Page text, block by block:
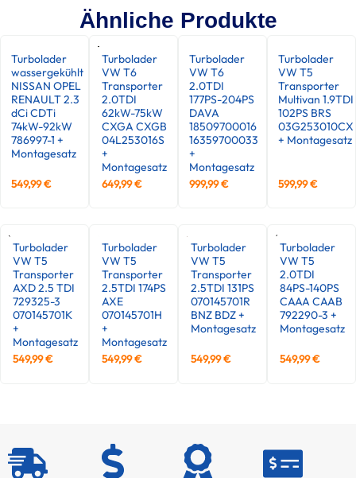
Ähnliche Produkte
Turbolader
wassergekühlt
NISSAN OPEL
RENAULT 2.3
dCi CDTi
74kW-92kW
786997-1 +
Montagesatz
549,99€
Turbolader
VW T6
Transporter
2.0TDI
62kW-75kW
CXGA CXGB
04L253016S
+
Montagesatz
649,99€
Turbolader
VW T6
2.0TDI
177PS-204PS
DAVA
18509700016
16359700033
+
Montagesatz
999,99€
Turbolader
VW T5
Transporter
Multivan 1.9TDI
102PS BRS
03G253010CX
+ Montagesatz
599,99€
Turbolader
VW T5
Transporter
AXD 2.5 TDI
729325-3
070145701K
+
Montagesatz
549,99€
Turbolader
VW T5
Transporter
2.5TDI 174PS
AXE
070145701H
+
Montagesatz
549,99€
Turbolader
VW T5
Transporter
2.5TDI 131PS
070145701R
BNZ BDZ +
Montagesatz
549,99€
Turbolader
VW T5
2.0TDI
84PS-140PS
CAAA CAAB
792290-3 +
Montagesatz
549,99€